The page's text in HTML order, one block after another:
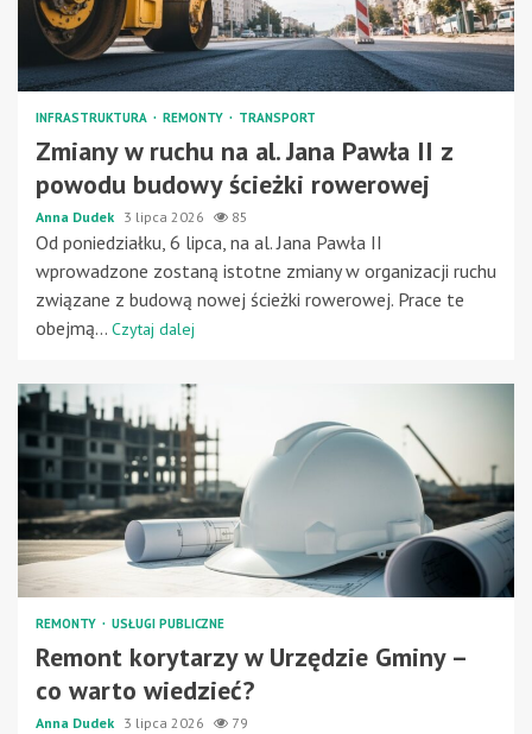
INFRASTRUKTURA REMONTY TRANSPORT
Zmiany w ruchu na al. Jana Pawła II z
powodu budowy ścieżki rowerowej
Anna Dudek 3 lipca 2026 85
Od poniedziałku, 6 lipca, na al. Jana Pawła II
wprowadzone zostaną istotne zmiany w organizacji ruchu
związane z budową nowej ścieżki rowerowej. Prace te
obejmą... Czytaj dalej
REMONTY USŁUGI PUBLICZNE
Remont korytarzy w Urzędzie Gminy –
co warto wiedzieć?
Anna Dudek 3 lipca 2026 79